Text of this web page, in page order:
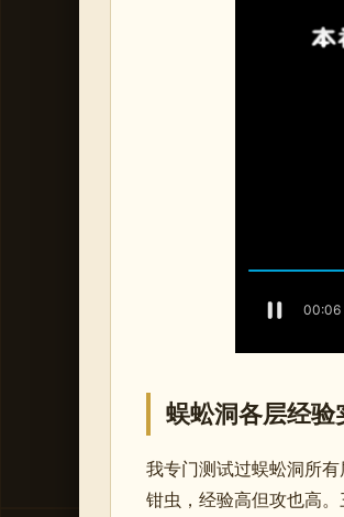
蜈蚣洞各层经验
我专门测试过蜈蚣洞所
钳虫，经验高但攻也高